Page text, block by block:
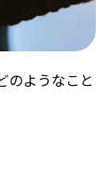
のようなこと